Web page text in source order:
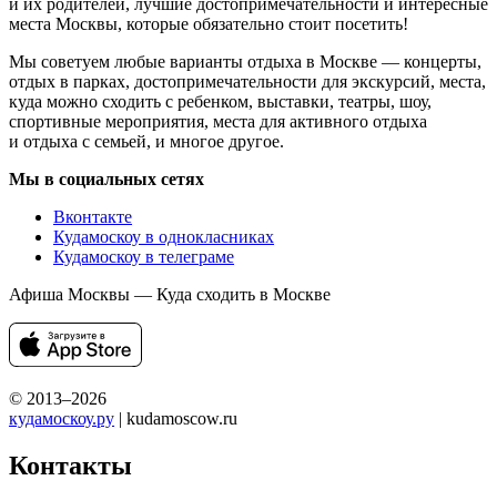
места Москвы, которые обязательно стоит посетить!
Мы советуем любые варианты отдыха в Москве — концерты,
отдых в парках, достопримечательности для экскурсий, места,
куда можно сходить с ребенком, выставки, театры, шоу,
спортивные мероприятия, места для активного отдыха
и отдыха с семьей, и многое другое.
Мы в социальных сетях
Вконтакте
Кудамоскоу в однокласниках
Кудамоскоу в телеграме
Афиша Москвы — Куда сходить в Москве
© 2013–2026
кудамоскоу.ру | kudamoscow.ru
Контакты